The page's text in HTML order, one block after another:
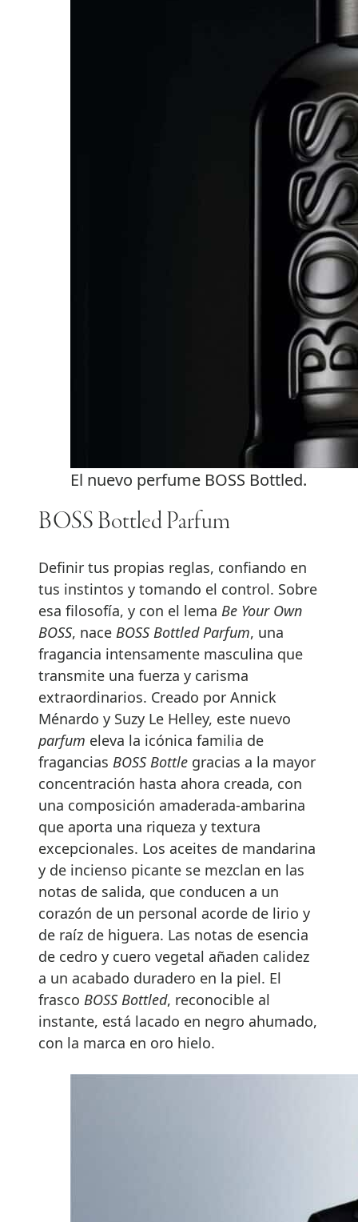
El nuevo perfume BOSS Bottled.
BOSS Bottled Parfum
Definir tus propias reglas, confiando en
tus instintos y tomando el control. Sobre
esa filosofía, y con el lema Be Your Own
BOSS, nace BOSS Bottled Parfum, una
fragancia intensamente masculina que
transmite una fuerza y carisma
extraordinarios. Creado por Annick
Ménardo y Suzy Le Helley, este nuevo
parfum eleva la icónica familia de
fragancias BOSS Bottle gracias a la mayor
concentración hasta ahora creada, con
una composición amaderada-ambarina
que aporta una riqueza y textura
excepcionales. Los aceites de mandarina
y de incienso picante se mezclan en las
notas de salida, que conducen a un
corazón de un personal acorde de lirio y
de raíz de higuera. Las notas de esencia
de cedro y cuero vegetal añaden calidez
a un acabado duradero en la piel. El
frasco BOSS Bottled, reconocible al
instante, está lacado en negro ahumado,
con la marca en oro hielo.